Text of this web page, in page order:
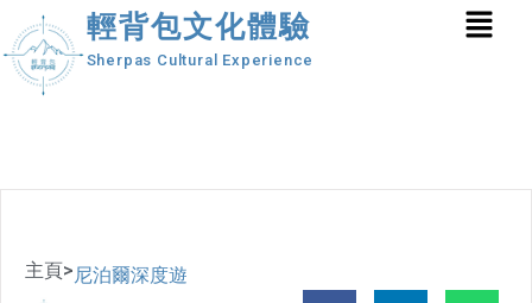
輕背包文化體驗
Sherpas Cultural Experience
主頁>尼泊爾深度遊